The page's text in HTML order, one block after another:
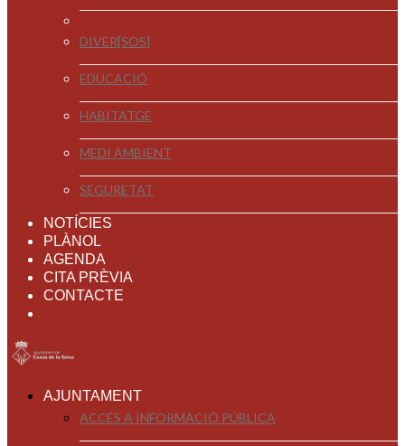
DIVER[SOS]
EDUCACIÓ
HABITATGE
MEDI AMBIENT
SEGURETAT
NOTÍCIES
PLÀNOL
AGENDA
CITA PRÈVIA
CONTACTE
AJUNTAMENT
ACCÉS A INFORMACIÓ PÚBLICA